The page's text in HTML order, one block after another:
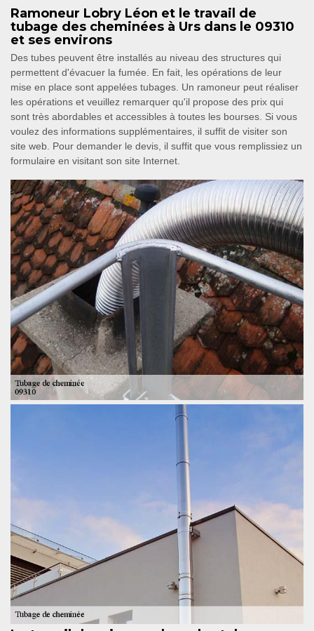
Ramoneur Lobry Léon et le travail de
tubage des cheminées à Urs dans le 09310
et ses environs
Des tubes peuvent être installés au niveau des structures qui
permettent d'évacuer la fumée. En fait, les opérations de leur
mise en place sont appelées tubages. Un ramoneur peut réaliser
les opérations et veuillez remarquer qu'il propose des prix qui
sont très abordables et accessibles à toutes les bourses. Si vous
voulez des informations supplémentaires, il suffit de visiter son
site web. Pour demander le devis, il suffit que vous remplissiez un
formulaire en visitant son site Internet.